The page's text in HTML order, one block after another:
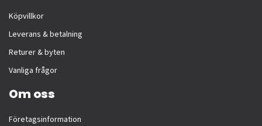
Köpvillkor
Leverans & betalning
Returer & byten
Vanliga frågor
Om oss
Företagsinformation